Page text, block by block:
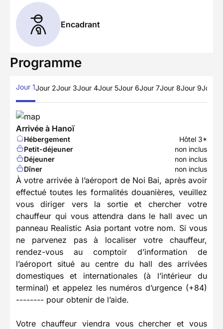
Encadrant
Programme
Jour 1Jour 2Jour 3Jour 4Jour 5Jour 6Jour 7Jour 8Jour 9Jour
Arrivée à Hanoï
Hébergement
Hôtel 3*
Petit-déjeuner
non inclus
Déjeuner
non inclus
Dîner
non inclus
À votre arrivée à l’aéroport de Noi Bai, après avoir
effectué toutes les formalités douanières, veuillez
vous diriger vers la sortie et chercher votre
chauffeur qui vous attendra dans le hall avec un
panneau Realistic Asia portant votre nom. Si vous
ne parvenez pas à localiser votre chauffeur,
rendez-vous au comptoir d’information de
l’aéroport situé au centre du hall des arrivées
domestiques et internationales (à l’intérieur du
terminal) et appelez les numéros d’urgence (+84)
-------- pour obtenir de l’aide.
Votre chauffeur viendra vous chercher et vous